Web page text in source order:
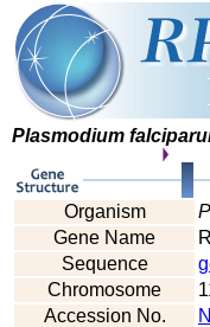
Plasmodium
Organism
Gene Name
Sequence
Chromosome
Accession No.